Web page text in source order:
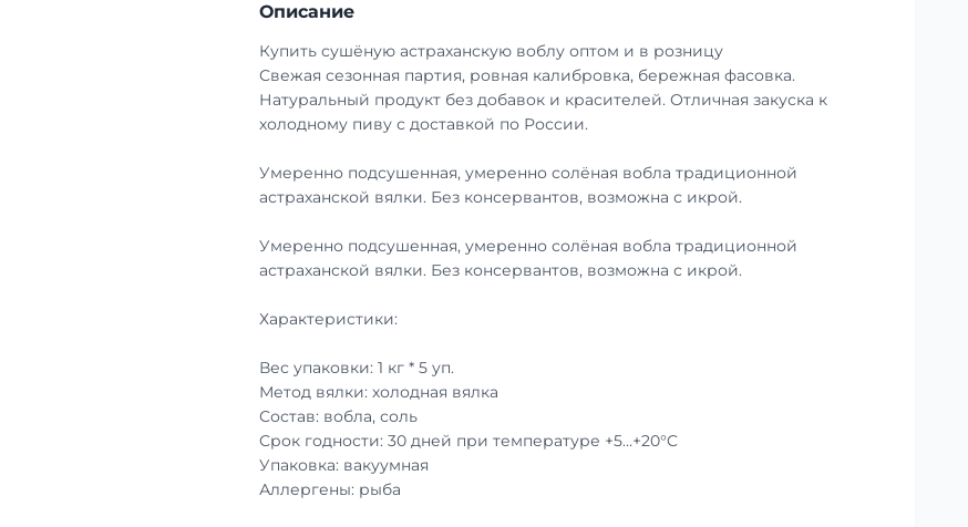
Описание
Купить сушёную астраханскую воблу оптом и в розницу
Свежая сезонная партия, ровная калибровка, бережная фасовка.
Натуральный продукт без добавок и красителей. Отличная закуска к
холодному пиву с доставкой по России.
Умеренно подсушенная, умеренно солёная вобла традиционной
астраханской вялки. Без консервантов, возможна с икрой.
Умеренно подсушенная, умеренно солёная вобла традиционной
астраханской вялки. Без консервантов, возможна с икрой.
Характеристики:
Вес упаковки: 1 кг * 5 уп.
Метод вялки: холодная вялка
Состав: вобла, соль
Срок годности: 30 дней при температуре +5…+20°C
Упаковка: вакуумная
Аллергены: рыба